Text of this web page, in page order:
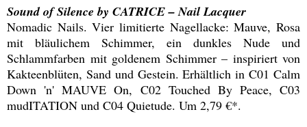
Sound of Silence by CATRICE – Nail Lacquer
Nomadic Nails. Vier limitierte Nagellacke: Mauve, Rosa
mit bläulichem Schimmer, ein dunkles Nude und
Schlammfarben mit goldenem Schimmer – inspiriert von
Kakteenblüten, Sand und Gestein. Erhältlich in C01 Calm
Down 'n' MAUVE On, C02 Touched By Peace, C03
mudITATION und C04 Quietude. Um 2,79 €*.